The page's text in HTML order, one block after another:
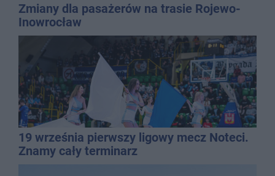
Zmiany dla pasażerów na trasie Rojewo-
Inowrocław
19 września pierwszy ligowy mecz Noteci.
Znamy cały terminarz